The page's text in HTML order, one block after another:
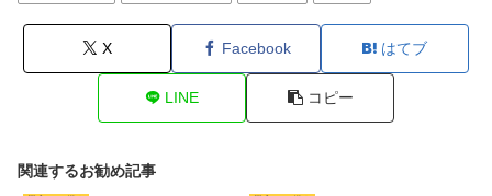
X Facebook はてブ
LINE コピー
関連するお勧め記事